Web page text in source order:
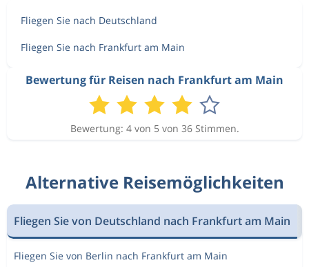
Fliegen Sie nach Deutschland
Fliegen Sie nach Frankfurt am Main
Bewertung für Reisen nach Frankfurt am Main
Bewertung: 4 von 5 von 36 Stimmen.
Alternative Reisemöglichkeiten
Fliegen Sie von Deutschland nach Frankfurt am Main
Fliegen Sie von Berlin nach Frankfurt am Main